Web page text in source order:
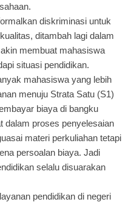
diskriminasi untuk
ditambah lagi dalam
membuat mahasiswa
situasi pendidikan.
mahasiswa yang lebih
menuju Strata Satu (S1)
biaya di bangku
dalam proses penyelesaian
materi perkuliahan tetapi
persoalan biaya. Jadi
selalu disuarakan
pendidikan di negeri